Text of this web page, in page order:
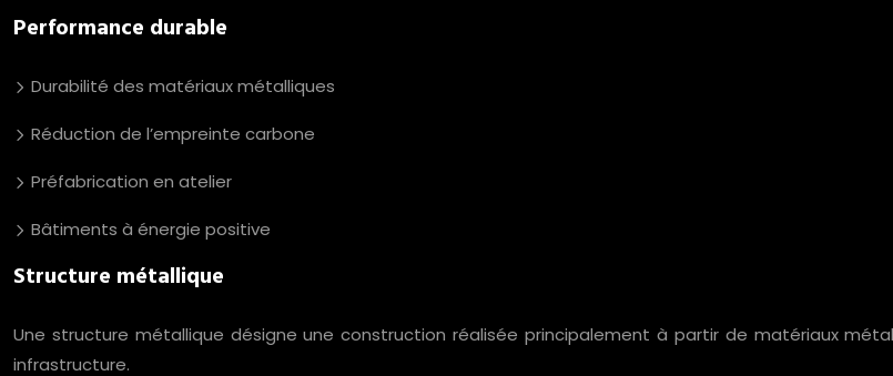
Performance durable
Durabilité des matériaux métalliques
Réduction de l’empreinte carbone
Préfabrication en atelier
Bâtiments à énergie positive
Structure métallique
Une structure métallique désigne une construction réalisée principalement à partir de matériaux
infrastructure.